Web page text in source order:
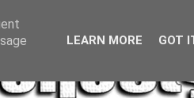
LEARN MORE GOT